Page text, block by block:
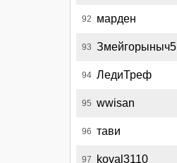
92 марден
93 Змейгорыныч5
94 ЛедиТреф
95 wwisan
96 тави
97 koval3110